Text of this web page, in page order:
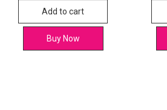
Add to cart
Buy Now